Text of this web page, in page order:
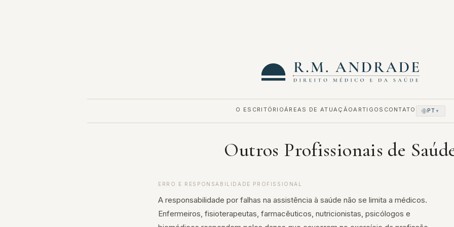
O ESCRITÓRIOÁREAS DE ATUAÇÃOARTIGOS CONTATO PT ▼
Outros Profissionais de
ERRO E RESPONSABILIDADE PROFISSIONAL
A responsabilidade por falhas na assistência à saúde não se limita a médicos.
Enfermeiros, fisioterapeutas, farmacêuticos, nutricionistas, psicólogos e